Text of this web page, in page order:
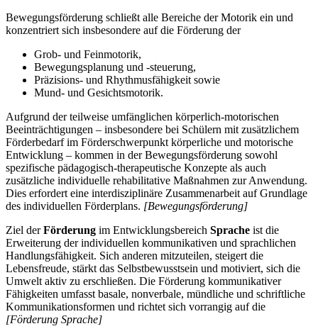
Bewegungsförderung schließt alle Bereiche der Motorik ein und
konzentriert sich insbesondere auf die Förderung der
Grob- und Feinmotorik,
Bewegungsplanung und -steuerung,
Präzisions- und Rhythmusfähigkeit sowie
Mund- und Gesichtsmotorik.
Aufgrund der teilweise umfänglichen körperlich-motorischen
Beeinträchtigungen – insbesondere bei Schülern mit zusätzlichem
Förderbedarf im Förderschwerpunkt körperliche und motorische
Entwicklung – kommen in der Bewegungsförderung sowohl
spezifische pädagogisch-therapeutische Konzepte als auch
zusätzliche individuelle rehabilitative Maßnahmen zur Anwendung.
Dies erfordert eine interdisziplinäre Zusammenarbeit auf Grundlage
des individuellen Förderplans. [Bewegungsförderung]
Ziel derFörderung im Entwicklungsbereich Sprache ist die
Erweiterung der individuellen kommunikativen und sprachlichen
Handlungsfähigkeit. Sich anderen mitzuteilen, steigert die
Lebensfreude, stärkt das Selbstbewusstsein und motiviert, sich die
Umwelt aktiv zu erschließen. Die Förderung kommunikativer
Fähigkeiten umfasst basale, nonverbale, mündliche und schriftliche
Kommunikationsformen und richtet sich vorrangig auf die
[Förderung Sprache]